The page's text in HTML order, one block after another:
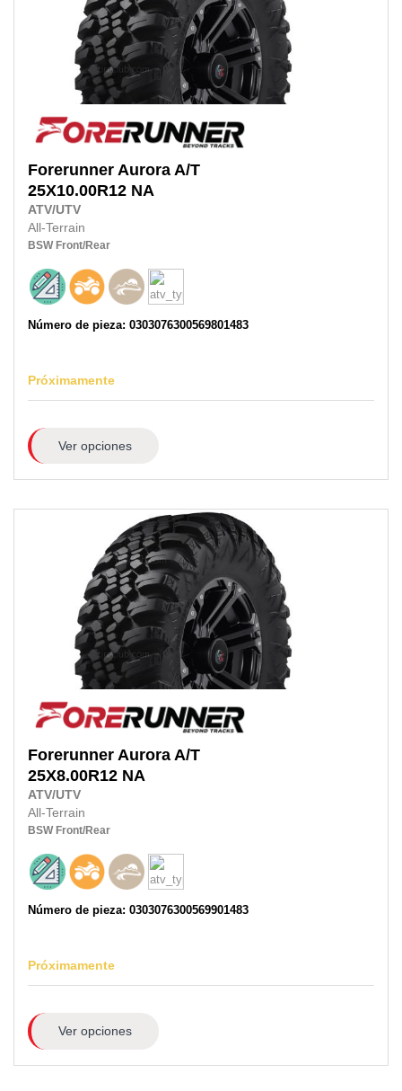
Forerunner Aurora A/T
25X10.00R12 NA
ATV/UTV
All-Terrain
BSW Front/Rear
Número de pieza: 0303076300569801483
Próximamente
Ver opciones
Forerunner Aurora A/T
25X8.00R12 NA
ATV/UTV
All-Terrain
BSW Front/Rear
Número de pieza: 0303076300569901483
Próximamente
Ver opciones